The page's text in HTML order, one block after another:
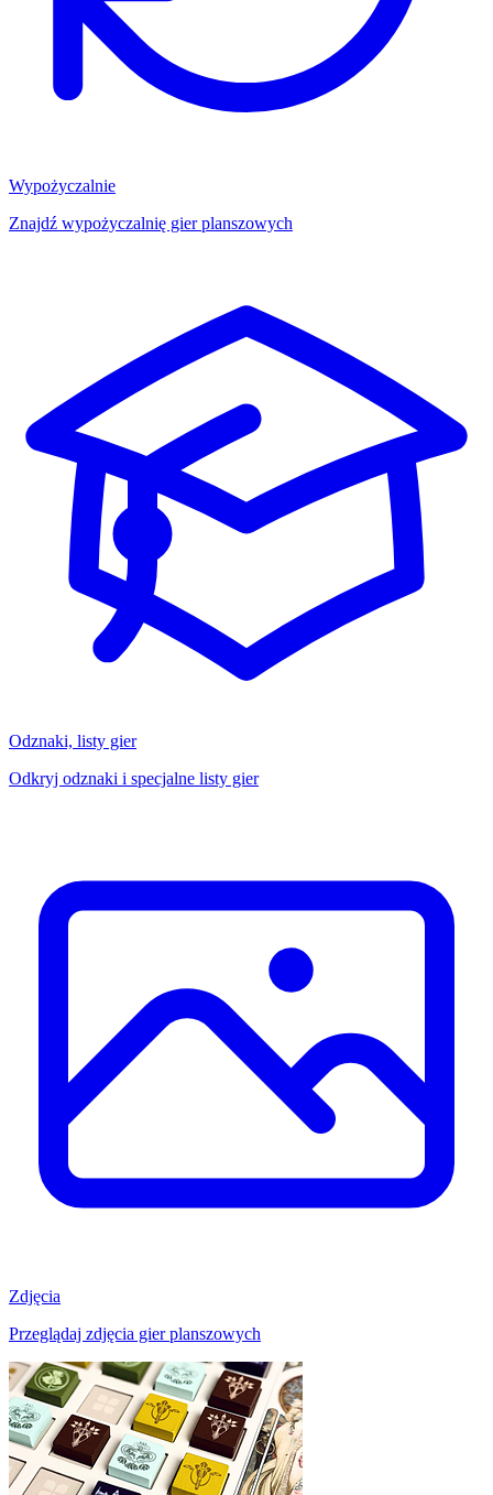
Wypożyczalnie
Znajdź wypożyczalnię gier planszowych
Odznaki, listy gier
Odkryj odznaki i specjalne listy gier
Zdjęcia
Przeglądaj zdjęcia gier planszowych